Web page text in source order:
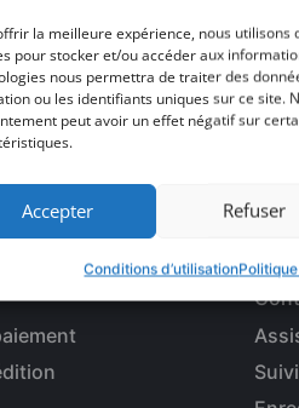
la meilleure expérience, nous utilisons
pour stocker et/ou accéder aux
nous permettra de traiter des
ou les identifiants uniques sur ce site.
peut avoir un effet négatif sur
Accepter Refuser
Conditions d’utilisation
une occasion